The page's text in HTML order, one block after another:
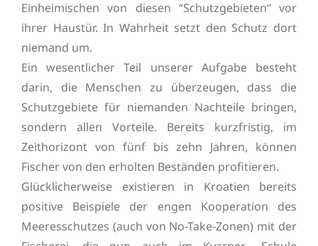
Einheimischen von diesen “Schutzgebieten“ vor
ihrer Haustür. In Wahrheit setzt den Schutz dort
niemand um.
Ein wesentlicher Teil unserer Aufgabe besteht
darin, die Menschen zu überzeugen, dass die
Schutzgebiete für niemanden Nachteile bringen,
sondern allen Vorteile. Bereits kurzfristig, im
Zeithorizont von fünf bis zehn Jahren, können
Fischer von den erholten Beständen profitieren.
Glücklicherweise existieren in Kroatien bereits
positive Beispiele der engen Kooperation des
Meeresschutzes (auch von No-Take-Zonen) mit der